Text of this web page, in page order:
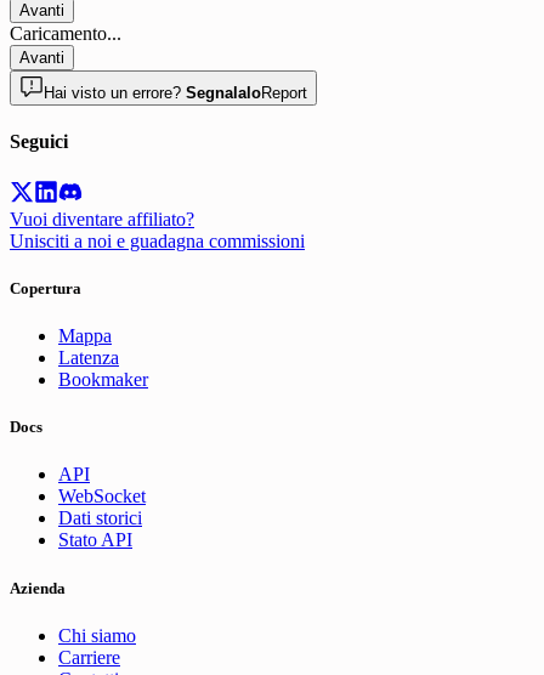
Avanti
Caricamento...
Avanti
Hai visto un errore? SegnalaloReport
Seguici
Vuoi diventare affiliato?
Unisciti a noi e guadagna commissioni
Copertura
Mappa
Latenza
Bookmaker
Docs
API
WebSocket
Dati storici
Stato API
Azienda
Chi siamo
Carriere